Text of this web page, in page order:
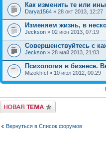
Как изменить те или
Darya1564 » 28 окт 2013, 12:27
Изменяем жизнь, в
Jeckson » 02 июн 2013, 07:19
Совершенствуйтесь с
Jeckson » 28 май 2013, 21:03
Психология в бизнесе.
Mizokhfcl » 10 июл 2012, 00:29
Новая тема
Вернуться в Список форумов